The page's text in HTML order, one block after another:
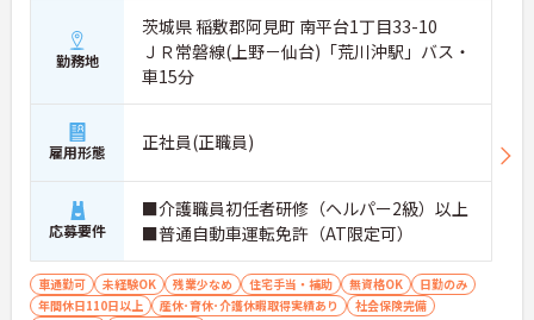
勤務地
茨城県 稲敷郡阿見町 南平台1丁目33-10
ＪＲ常磐線(上野－仙台)「荒川沖駅」バス・
車15分
雇用形態 正社員(正職員)
応募要件
■介護職員初任者研修（ヘルパー2級）以上
■普通自動車運転免許（AT限定可）
車通勤可 未経験OK 残業少なめ 住宅手当・補助 無資格OK
日勤のみ
年間休日110日以上
産休･育休･介護休暇取得実績あり
社会保険完備